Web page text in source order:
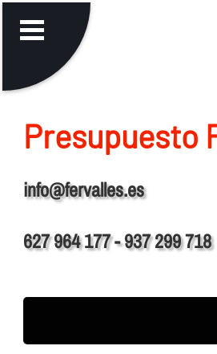
Presupuesto
info@fervalles.es
627 964 177 - 937 299 718